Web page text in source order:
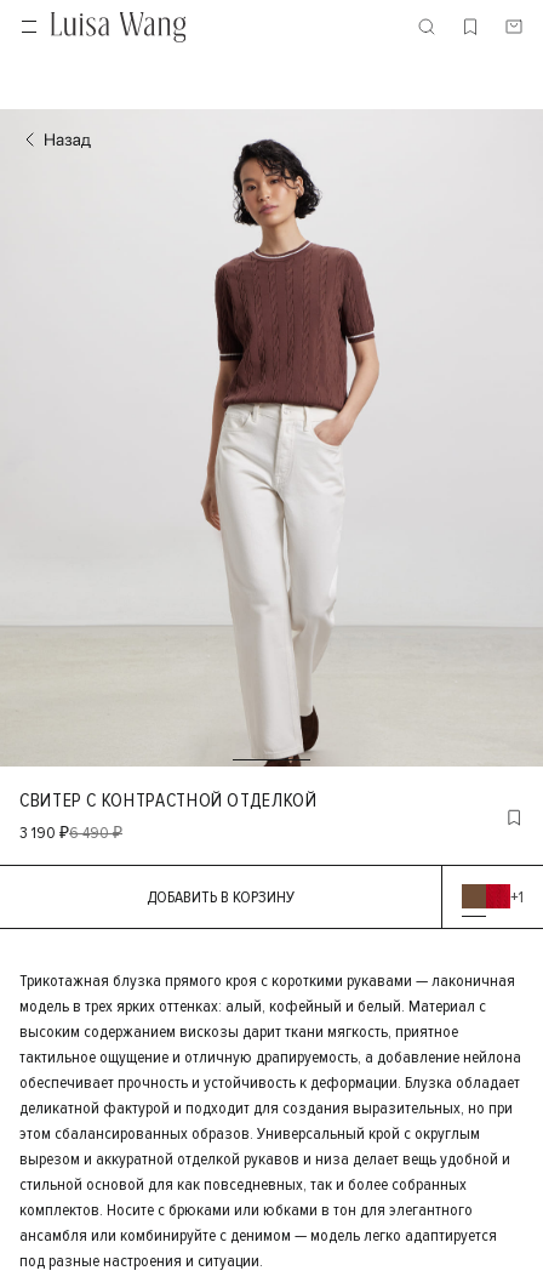
СВИТЕР С КОНТРАСТНОЙ ОТДЕЛКОЙ
3 190 ₽6 490 ₽
ДОБАВИТЬ В КОРЗИНУ +1
Трикотажная блузка прямого кроя с короткими рукавами — лаконичная
модель в трех ярких оттенках: алый, кофейный и белый. Материал с
высоким содержанием вискозы дарит ткани мягкость, приятное
тактильное ощущение и отличную драпируемость, а добавление нейлона
обеспечивает прочность и устойчивость к деформации. Блузка обладает
деликатной фактурой и подходит для создания выразительных, но при
этом сбалансированных образов. Универсальный крой с округлым
вырезом и аккуратной отделкой рукавов и низа делает вещь удобной и
стильной основой для как повседневных, так и более собранных
комплектов. Носите с брюками или юбками в тон для элегантного
ансамбля или комбинируйте с денимом — модель легко адаптируется
под разные настроения и ситуации.